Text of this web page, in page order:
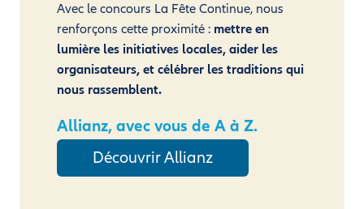
Avec le concours La Fête Continue, nous
renforçons cette proximité : mettre en
lumière les initiatives locales, aider les
organisateurs, et célébrer les traditions qui
nous rassemblent.
Allianz, avec vous de A à Z.
Découvrir Allianz